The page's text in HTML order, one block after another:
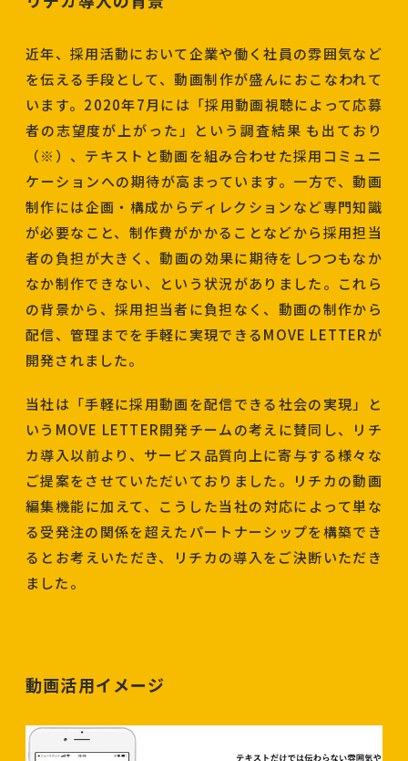
近年、採用活動において企業や働く社員の雰囲気など
を伝える手段として、動画制作が盛んにおこなわれて
います。2020年7月には「採用動画視聴によって応募
者の志望度が上がった」という調査結果 も出ており
（※）、テキストと動画を組み合わせた採用コミュニ
ケーションへの期待が高まっています。一方で、動画
制作には企画・構成からディレクションなど専門知識
が必要なこと、制作費がかかることなどから採用担当
者の負担が大きく、動画の効果に期待をしつつもなか
なか制作できない、という状況がありました。これら
の背景から、採用担当者に負担なく、動画の制作から
配信、管理までを手軽に実現できるMOVE LETTERが
開発されました。
当社は「手軽に採用動画を配信できる社会の実現」と
いうMOVE LETTER開発チームの考えに賛同し、リチ
カ導入以前より、サービス品質向上に寄与する様々な
ご提案をさせていただいておりました。リチカの動画
編集機能に加えて、こうした当社の対応によって単な
る受発注の関係を超えたパートナーシップを構築でき
るとお考えいただき、リチカの導入をご決断いただき
ました。
動画活用イメージ